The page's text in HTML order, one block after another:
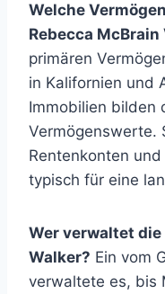
Welche
Rebecca McBrain
primären
in Kalifornien und
Immobilien bilden
Vermögenswerte.
Rentenkonten
typisch für eine
Wer verwaltet
Walker? Ein vom
verwaltete es, bis